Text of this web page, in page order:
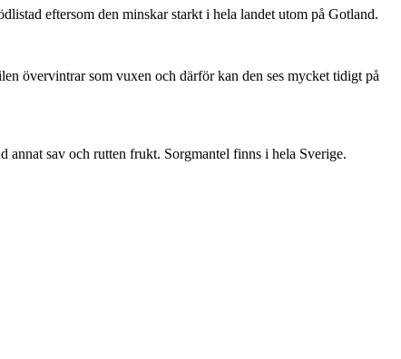
eftersom den minskar starkt i hela landet utom på Gotland.
övervintrar som vuxen och därför kan den ses mycket tidigt på
sav och rutten frukt. Sorgmantel finns i hela Sverige.